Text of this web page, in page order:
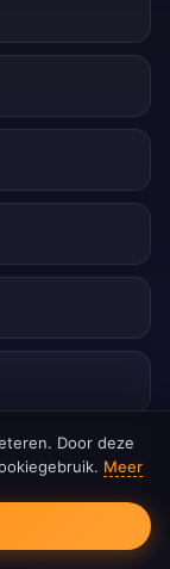
Door deze
Meer